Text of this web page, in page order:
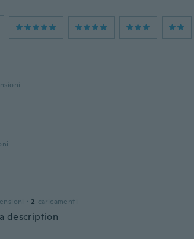
· 2 caricamenti
description